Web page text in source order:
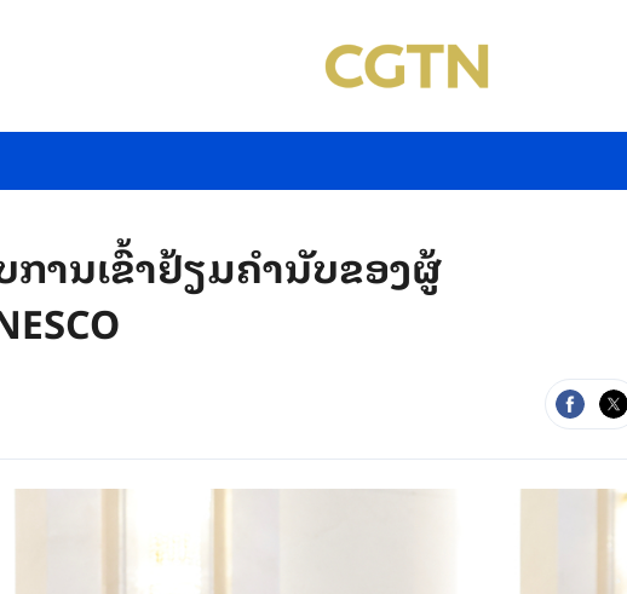
ານເຂົ້າຢ້ຽມຄຳນັບຂອງຜູ້